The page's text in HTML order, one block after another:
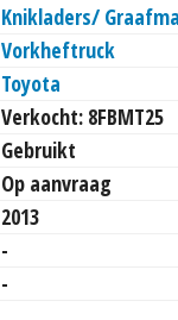
Knikladers/
Vorkheftruck
Toyota
Verkocht: 8FBMT25
Gebruikt
Op aanvraag
2013
-
-